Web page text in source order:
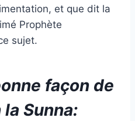
et que dit la
Prophète
sujet.
façon de
Sunna: